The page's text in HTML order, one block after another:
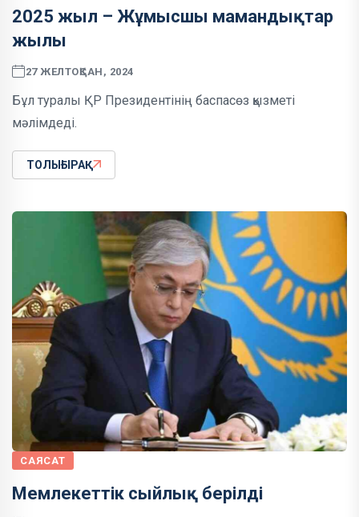
2025 жыл – Жұмысшы мамандықтар
жылы
27 ЖЕЛТОҚСАН, 2024
Бұл туралы ҚР Президентінің баспасөз қызметі
мәлімдеді.
ТОЛЫҒЫРАҚ
САЯСАТ
Мемлекеттік сыйлық берілді